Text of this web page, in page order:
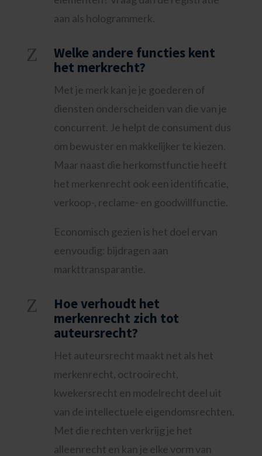
aan als hologrammerk.
Z
Welke andere functies kent
het merkrecht?
Met je merk kan je je goederen of
diensten onderscheiden van die van je
concurrent. Je helpt de consument dus
om bewuster en makkelijker te kiezen.
Maar naast die herkomstfunctie heeft
het merkenrecht ook een identificatie,
verkoop-, reclame- en goodwillfunctie.
Economisch gezien is het doel ervan
eenvoudig: bijdragen aan
markttransparantie.
Z
Hoe verhoudt het
merkenrecht zich tot
auteursrecht?
Het auteursrecht maakt net als het
merkenrecht, octrooirecht,
kwekersrecht en modelrecht deel uit
van de intellectuele eigendomsrechten.
Met die rechten verkrijg je het
alleenrecht en kan je elke vorm van